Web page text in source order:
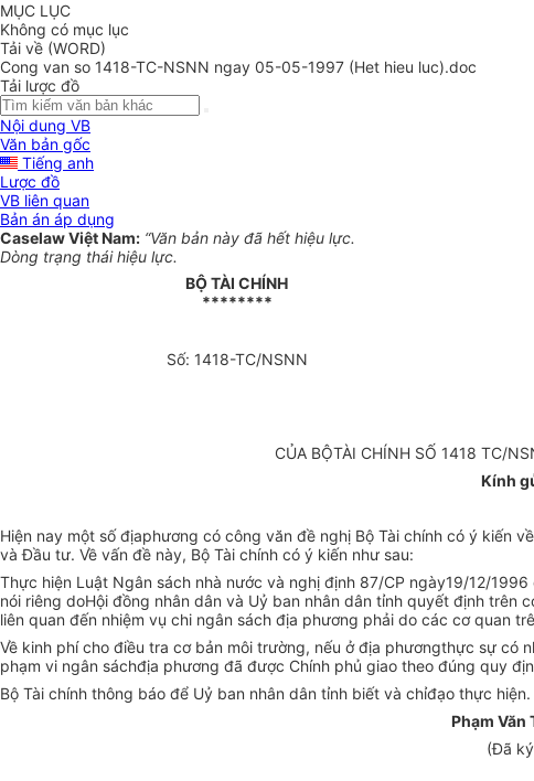
MỤC LỤC
Không có mục lục
Tải về (WORD)
Cong van so 1418-TC-NSNN ngay 05-05-1997 (Het hieu luc).doc
Tải lược đồ
Nội dung VB
Văn bản gốc
Tiếng anh
Lược đồ
VB liên quan
Bản án áp dụng
Caselaw Việt Nam: “Văn bản này đã hết hiệu lực.
Dòng trạng thái hiệu lực.
BỘ TÀI CHÍNH
********
Số: 1418-TC/NSNN
CỦA BỘTÀI CHÍNH SỐ 1418 TC/
Kính
Hiện nay một số địaphương có công văn đề nghị Bộ Tài chính có ý kiến
và Đầu tư. Về vấn đề này, Bộ Tài chính có ý kiến như sau:
Thực hiện Luật Ngân sách nhà nước và nghị định 87/CP ngày19/12/
nói riêng doHội đồng nhân dân và Uỷ ban nhân dân tỉnh quyết định
liên quan đến nhiệm vụ chi ngân sách địa phương phải do các cơ quan
Về kinh phí cho điều tra cơ bản môi trường, nếu ở địa phươngthực sự có
phạm vi ngân sáchđịa phương đã được Chính phủ giao theo đúng quy
Bộ Tài chính thông báo để Uỷ ban nhân dân tỉnh biết và chỉđạo thực hiện.
Phạm Văn
(Đã